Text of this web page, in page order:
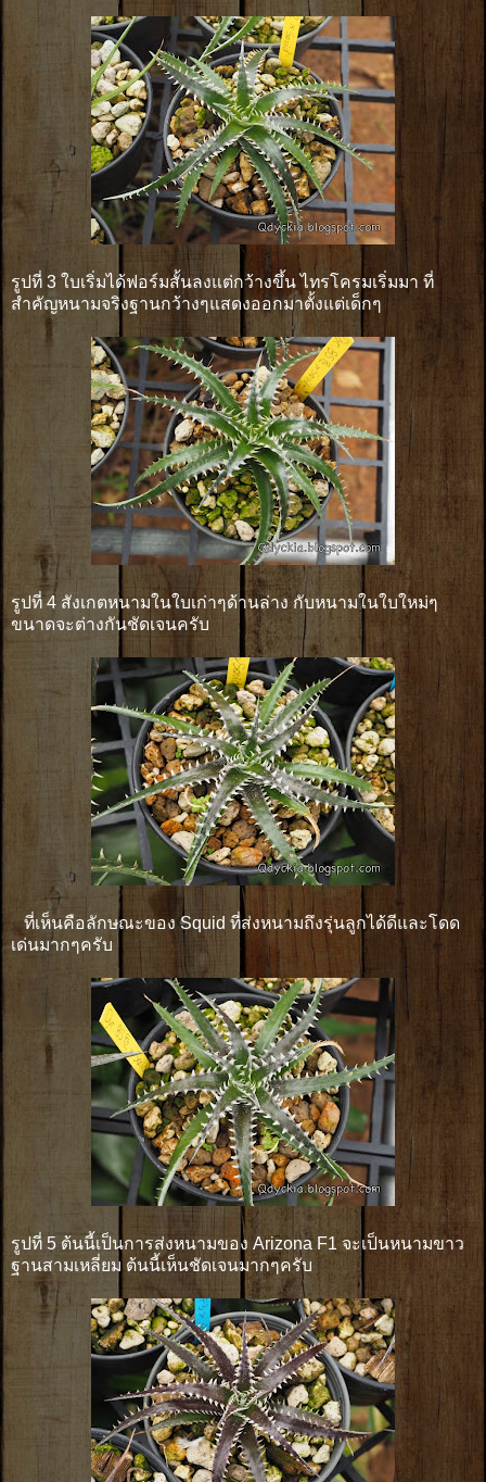
รูปที่ 3 ใบเริ่มได้ฟอร์มสั้นลงแต่กว้างขึ้น ไทรโครมเริ่มมา ที่
สำคัญหนามจริงฐานกว้างๆแสดงออกมาตั้งแต่เด็กๆ
รูปที่ 4 สังเกตหนามในใบเก่าๆด้านล่าง กับหนามในใบใหม่ๆ
ขนาดจะต่างกันชัดเจนครับ
ที่เห็นคือลักษณะของ Squid ที่ส่งหนามถึงรุ่นลูกได้ดีและโดด
เด่นมากๆครับ
รูปที่ 5 ต้นนี้เป็นการส่งหนามของ Arizona F1 จะเป็นหนามขาว
ฐานสามเหลี่ยม ต้นนี้เห็นชัดเจนมากๆครับ